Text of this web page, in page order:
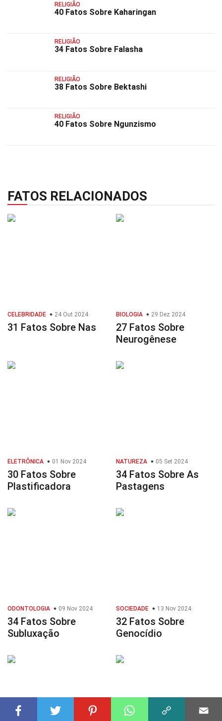
RELIGIÃO
40 Fatos Sobre Kaharingan
RELIGIÃO
34 Fatos Sobre Falasha
RELIGIÃO
38 Fatos Sobre Bektashi
RELIGIÃO
40 Fatos Sobre Ngunzismo
FATOS RELACIONADOS
CELEBRIDADE 24 Out 2024
31 Fatos Sobre Nas
BIOLOGIA 29 Dez 2024
27 Fatos Sobre
Neurogênese
ELETRÔNICA 01 Nov 2024
30 Fatos Sobre
Plastificadora
NATUREZA 05 Set 2024
34 Fatos Sobre As
Pastagens
ODONTOLOGIA 09 Nov 2024
34 Fatos Sobre
Subluxação
SOCIEDADE 13 Nov 2024
32 Fatos Sobre
Genocídio